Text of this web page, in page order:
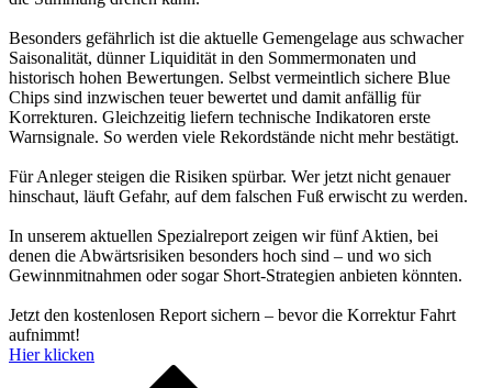
Besonders gefährlich ist die aktuelle Gemengelage aus schwacher
Saisonalität, dünner Liquidität in den Sommermonaten und
historisch hohen Bewertungen. Selbst vermeintlich sichere Blue
Chips sind inzwischen teuer bewertet und damit anfällig für
Korrekturen. Gleichzeitig liefern technische Indikatoren erste
Warnsignale. So werden viele Rekordstände nicht mehr bestätigt.
Für Anleger steigen die Risiken spürbar. Wer jetzt nicht genauer
hinschaut, läuft Gefahr, auf dem falschen Fuß erwischt zu werden.
In unserem aktuellen Spezialreport zeigen wir fünf Aktien, bei
denen die Abwärtsrisiken besonders hoch sind – und wo sich
Gewinnmitnahmen oder sogar Short-Strategien anbieten könnten.
Jetzt den kostenlosen Report sichern – bevor die Korrektur Fahrt
aufnimmt!
Hier klicken